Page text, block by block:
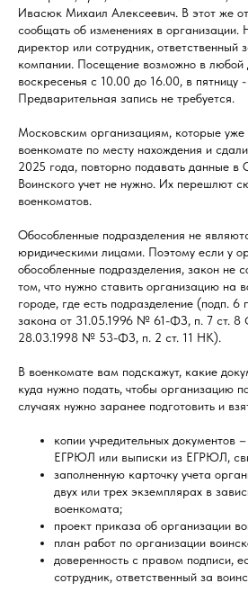
Ивасюк Михаил Алексеевич. В этот же
сообщать об изменениях в
директор или сотрудник, ответственный
компании. Посещение возможно в любой
воскресенья с 10.00 до 16.00, в пятницу
Предварительная запись не требуется.
Московским организациям, которые уже
военкомате по месту нахождения и
2025 года, повторно подавать данные в
Воинского учет не нужно. Их перешлют
военкоматов.
Обособленные подразделения не
юридическими лицами. Поэтому если у
обособленные подразделения, закон не
том, что нужно ставить организацию на
городе, где есть подразделение (подп. 6
закона от 31.05.1996 № 61-ФЗ, п. 7 ст. 8
28.03.1998 № 53-ФЗ, п. 2 ст. 11 НК).
В военкомате вам подскажут, какие
куда нужно подать, чтобы организацию
случаях нужно заранее подготовить и
копии учредительных документов
ЕГРЮЛ или выписки из ЕГРЮЛ,
заполненную карточку учета
двух или трех экземплярах в
военкомата;
проект приказа об организации
план работ по организации
доверенность с правом подписи,
сотрудник, ответственный за